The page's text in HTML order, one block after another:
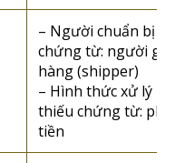
– Người chuẩn bị
chứng từ: người gửi
hàng (shipper)
– Hình thức xử lý
thiếu chứng từ:
tiền